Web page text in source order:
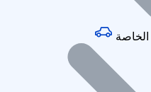
الخاصة